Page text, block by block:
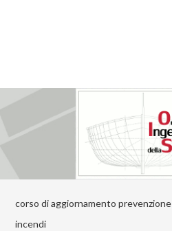
corso di aggiornamento prevenzione
incendi